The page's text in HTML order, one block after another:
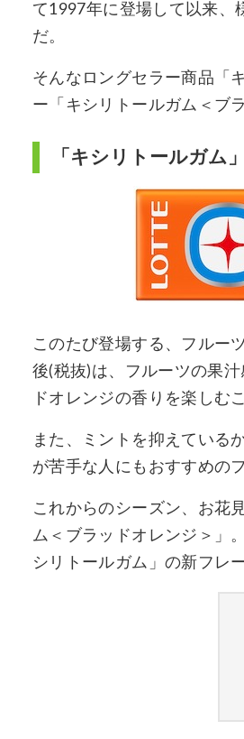
て1997年に登場して以来、
だ。
そんなロングセラー商品「
ー「キシリトールガム＜ブ
「キシリトールガム
このたび登場する、フルー
後(税抜)は、フルーツの果
ドオレンジの香りを楽しむ
また、ミントを抑えている
が苦手な人にもおすすめの
これからのシーズン、お花
ム＜ブラッドオレンジ＞」
シリトールガム」の新フレ